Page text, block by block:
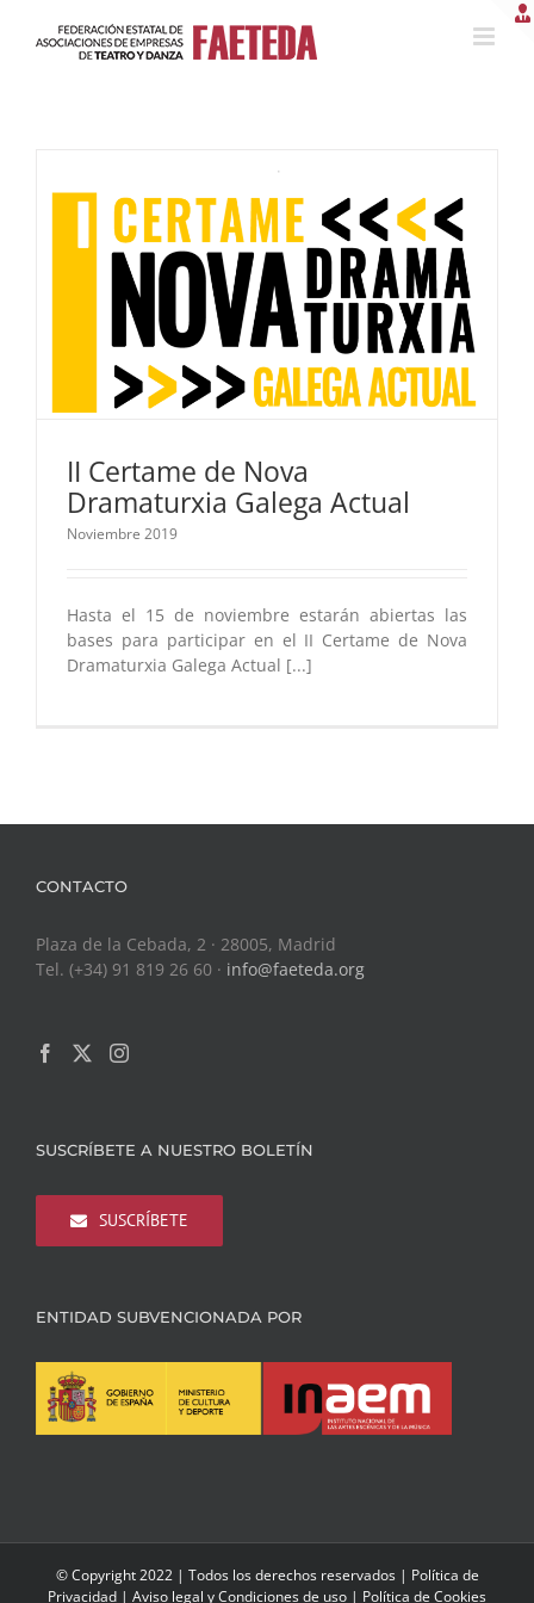
II Certame de Nova
Dramaturxia Galega Actual
Noviembre 2019
Hasta el 15 de noviembre estarán abiertas las
bases para participar en el II Certame de Nova
Dramaturxia Galega Actual [...]
CONTACTO
Plaza de la Cebada, 2 · 28005, Madrid
Tel. (+34) 91 819 26 60 · info@faeteda.org
SUSCRÍBETE A NUESTRO BOLETÍN
SUSCRÍBETE
ENTIDAD SUBVENCIONADA POR
© Copyright 2022 | Todos los derechos reservados | Política de
Privacidad | Aviso legal y Condiciones de uso | Política de Cookies